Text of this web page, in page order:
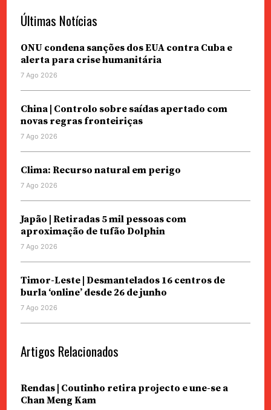
Últimas Notícias
ONU condena sanções dos EUA contra Cuba e
alerta para crise humanitária
7 Ago 2026
China | Controlo sobre saídas apertado com
novas regras fronteiriças
7 Ago 2026
Clima: Recurso natural em perigo
7 Ago 2026
Japão | Retiradas 5 mil pessoas com
aproximação de tufão Dolphin
7 Ago 2026
Timor-Leste | Desmantelados 16 centros de
burla ‘online’ desde 26 de junho
7 Ago 2026
Artigos Relacionados
Rendas | Coutinho retira projecto e une-se a
Chan Meng Kam